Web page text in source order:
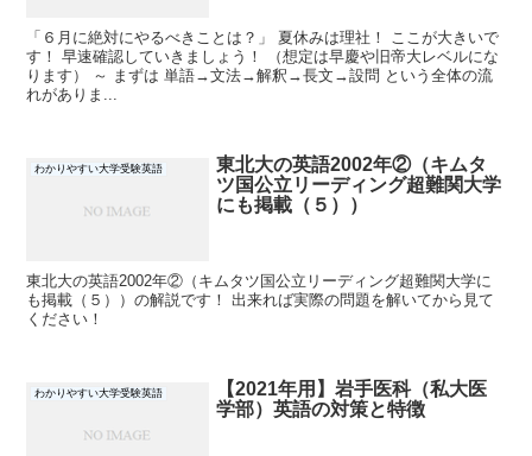
「６月に絶対にやるべきことは？」 夏休みは理社！ ここが大きいで
す！ 早速確認していきましょう！ （想定は早慶や旧帝大レベルにな
ります） ～ まずは 単語→文法→解釈→長文→設問 という全体の流
れがありま...
わかりやすい大学受験英語
東北大の英語2002年②（キムタ
ツ国公立リーディング超難関大学
にも掲載（５））
東北大の英語2002年②（キムタツ国公立リーディング超難関大学に
も掲載（５））の解説です！ 出来れば実際の問題を解いてから見て
ください！
わかりやすい大学受験英語
【2021年用】岩手医科（私大医
学部）英語の対策と特徴